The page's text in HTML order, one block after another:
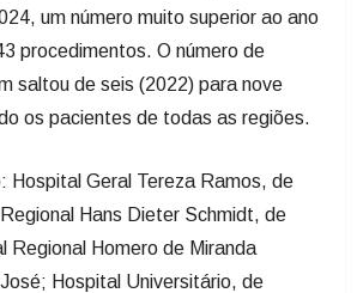
um número muito superior ao ano
procedimentos. O número de
saltou de seis (2022) para nove
os pacientes de todas as regiões.
Hospital Geral Tereza Ramos, de
Hans Dieter Schmidt, de
Regional Homero de Miranda
Hospital Universitário, de